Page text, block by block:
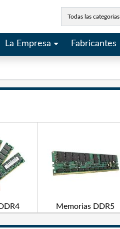
Todas las categorías
La Empresa Fabricantes
Memorias DDR5